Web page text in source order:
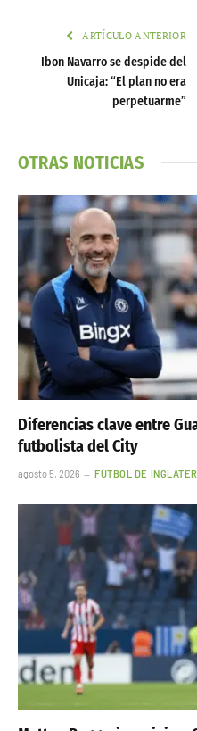
ARTÍCULO ANTERIOR
Ibon Navarro se despide del
Unicaja: “El plan no era
perpetuarme”
OTRAS NOTICIAS
Diferencias clave entre
futbolista del City
agosto 5, 2026 FÚTBOL DE